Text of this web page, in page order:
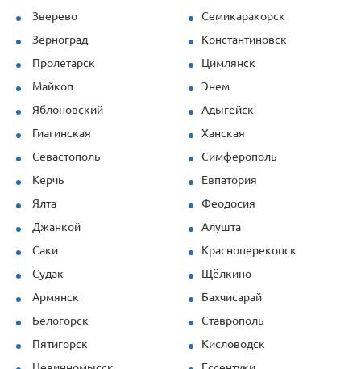
Зверево
Семикаракорск
Зерноград
Константиновск
Пролетарск
Цимлянск
Майкоп
Энем
Яблоновский
Адыгейск
Гиагинская
Ханская
Севастополь
Симферополь
Керчь
Евпатория
Ялта
Феодосия
Джанкой
Алушта
Саки
Красноперекопск
Судак
Щёлкино
Армянск
Бахчисарай
Белогорск
Ставрополь
Пятигорск
Кисловодск